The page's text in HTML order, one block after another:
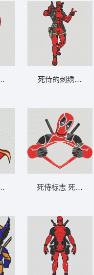
宝宝
雄家
可爱的Q版蚁人英雄-DST格
手势 死侍 - Q版奇异博士-
死侍的刺绣图案
死侍标志 死侍 -